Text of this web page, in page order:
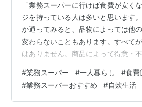
「業務スーパーに行けば食費が安く
ジを持っている人は多いと思います
か通ってみると、品物によっては他
変わらないこともあります。すべて
はありません。商品によって得意・
らしを始めたばかりの頃、安さにつ
肉を買い込み、冷凍庫に入りきらず
ます。この記事では、そんな私の失
#業務スーパー #一人暮らし #食費
#業務スーパーおすすめ #自炊生活